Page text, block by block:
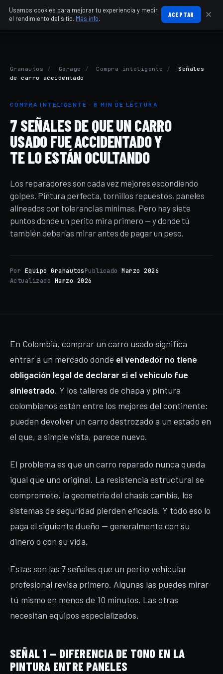
Granautos / Garage / Compra inteligente /
Señales
de carro accidentado
COMPRA INTELIGENTE · 8 MIN DE LECTURA
7 SEÑALES DE QUE UN CARRO
USADO FUE ACCIDENTADO Y
TE LO ESTÁN OCULTANDO
Los reparadores son cada vez mejores escondiendo
golpes. Pintura perfecta, tornillos repuestos, paneles
alineados con tolerancias mínimas. Pero hay siete
puntos donde un perito mira primero — y donde tú
también deberías mirar antes de pagar un peso.
Por Equipo GranautosPublicadoMarzo 2026
Actualizado Marzo 2026
En Colombia, comprar un carro usado significa
entrar a un mercado donde el vendedor no tiene
obligación legal de declarar si el vehículo fue
siniestrado. Y los talleres de chapa y pintura
colombianos están entre los mejores del continente:
pueden devolver un carro destrozado a un estado en
el que, a simple vista, parece nuevo.
El problema es que un carro reparado nunca queda
igual que uno original. La resistencia estructural se
compromete, la geometría del chasis cambia, los
sistemas de seguridad pierden eficacia. Y todo eso lo
paga el siguiente dueño — generalmente con su
dinero o con su vida.
Estas son las 7 señales que un perito vehicular
profesional revisa primero. Algunas las puedes mirar
tú mismo en menos de 10 minutos. Las otras
necesitan equipos especializados.
SEÑAL 1 — DIFERENCIA DE TONO EN LA
PINTURA ENTRE PANELES
Usamos cookies para mejorar tu experiencia y medir
el rendimiento del sitio. Más info. ACEPTAR